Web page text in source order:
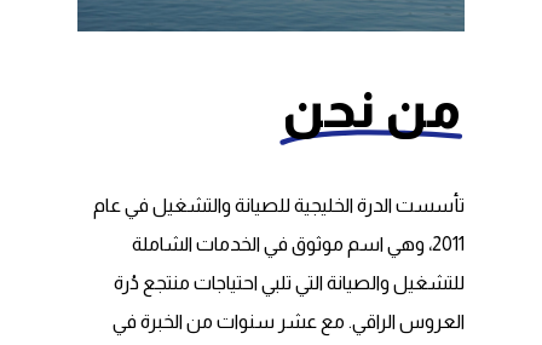
من نحن
تأسست الدرة الخليجية للصيانة والتشغيل في عام
2011، وهي اسم موثوق في الخدمات الشاملة
للتشغيل والصيانة التي تلبي احتياجات منتجع دُرة
العروس الراقي. مع عشر سنوات من الخبرة في